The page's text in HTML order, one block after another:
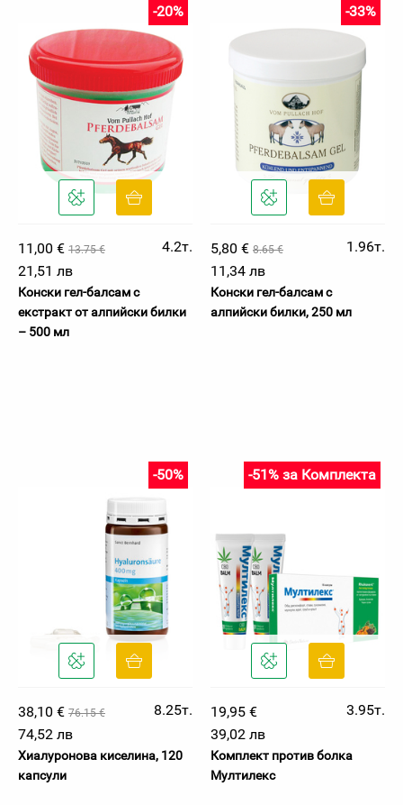
11,00 € 13.75 €
-20%
4.2т.
21,51 лв
Конски гел-балсам с
екстракт от алпийски билки
– 500 мл
5,80 € 8.65 €
-33%
1.96т.
11,34 лв
Конски гел-балсам с
алпийски билки, 250 мл
38,10 € 76.15 €
-50%
8.25т.
74,52 лв
Хиалуронова киселина, 120
капсули
-51% за Комплекта
19,95 €
3.95т.
39,02 лв
Комплект против болка
Мултилекс